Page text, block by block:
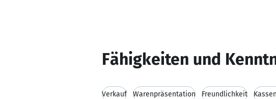
Fähigkeiten und
Verkauf Warenpräsentation Freundlichkeit